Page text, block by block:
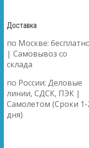
Доставка
по Москве:
| Самовывоз со
склада
по России: Деловые
линии, СДСК, ПЭК |
Самолетом (Сроки 1-
дня)